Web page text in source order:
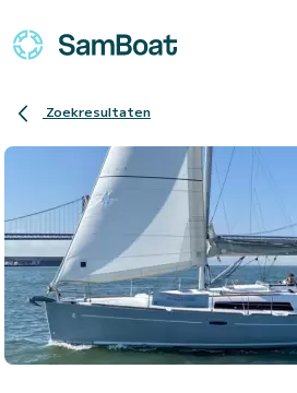
Zoekresultaten